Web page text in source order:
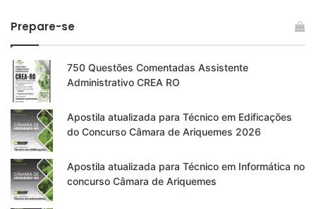
Prepare-se
750 Questões Comentadas Assistente
Administrativo CREA RO
Apostila atualizada para Técnico em Edificações
do Concurso Câmara de Ariquemes 2026
Apostila atualizada para Técnico em Informática no
concurso Câmara de Ariquemes